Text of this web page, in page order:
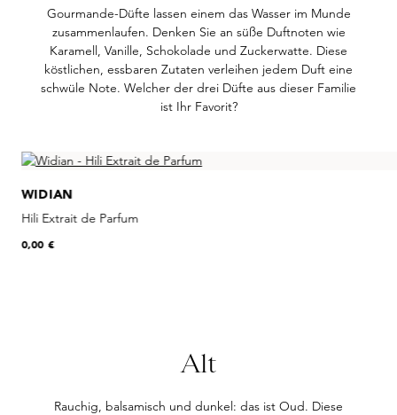
Gourmande-Düfte lassen einem das Wasser im Munde
zusammenlaufen. Denken Sie an süße Duftnoten wie
Karamell, Vanille, Schokolade und Zuckerwatte. Diese
köstlichen, essbaren Zutaten verleihen jedem Duft eine
schwüle Note. Welcher der drei Düfte aus dieser Familie
ist Ihr Favorit?
Skip product gallery
WIDIAN
Hili Extrait de Parfum
0,00 €
Alt
Rauchig, balsamisch und dunkel: das ist Oud. Diese